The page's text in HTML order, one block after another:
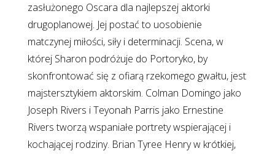
zasłużonego Oscara dla najlepszej aktorki
drugoplanowej. Jej postać to uosobienie
matczynej miłości, siły i determinacji. Scena, w
której Sharon podróżuje do Portoryko, by
skonfrontować się z ofiarą rzekomego gwałtu, jest
majstersztykiem aktorskim. Colman Domingo jako
Joseph Rivers i Teyonah Parris jako Ernestine
Rivers tworzą wspaniałe portrety wspierającej i
kochającej rodziny. Brian Tyree Henry w krótkiej,